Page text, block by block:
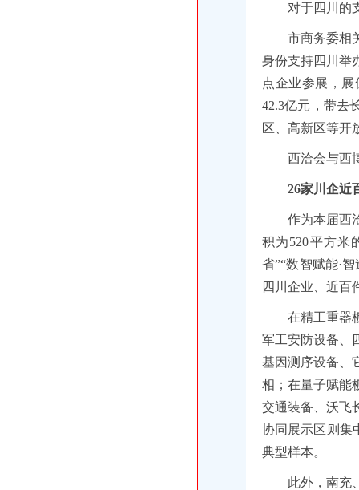
对于四川的
市商务委相
身份支持四川举
点企业参展，
42.3亿元，带去
区、高新区等开
西洽会与西
26家川企近
作为本届西
积为520平方米
省”“数智赋能·
四川企业、近百
在精工重器
军工安防设备、
基因测序设备、
相；在量子赋能
交通装备、沃飞
协同展示区则集
典型样本。
此外，南充